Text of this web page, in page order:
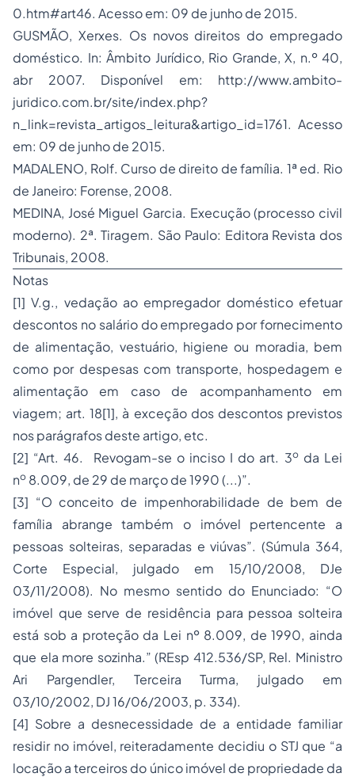
0.htm#art46. Acesso em: 09 de junho de 2015.
GUSMÃO, Xerxes. Os novos direitos do empregado
doméstico. In: Âmbito Jurídico, Rio Grande, X, n.º 40,
abr 2007. Disponível em: http://www.ambito-
juridico.com.br/site/index.php?
n_link=revista_artigos_leitura&artigo_id=1761. Acesso
em: 09 de junho de 2015.
MADALENO, Rolf. Curso de direito de família. 1ª ed. Rio
de Janeiro: Forense, 2008.
MEDINA, José Miguel Garcia. Execução (processo civil
moderno). 2ª. Tiragem. São Paulo: Editora Revista dos
Tribunais, 2008.
Notas
[1] V.g., vedação ao empregador doméstico efetuar
descontos no salário do empregado por fornecimento
de alimentação, vestuário, higiene ou moradia, bem
como por despesas com transporte, hospedagem e
alimentação em caso de acompanhamento em
viagem; art. 18[1], à exceção dos descontos previstos
nos parágrafos deste artigo, etc.
[2] “Art. 46. Revogam-se o inciso I do art. 3oda Lei
no 8.009, de 29 de março de 1990 (...)”.
[3] “O conceito de impenhorabilidade de bem de
família abrange também o imóvel pertencente a
pessoas solteiras, separadas e viúvas”. (Súmula 364,
Corte Especial, julgado em 15/10/2008, DJe
03/11/2008). No mesmo sentido do Enunciado: “O
imóvel que serve de residência para pessoa solteira
está sob a proteção da Lei nº 8.009, de 1990, ainda
que ela more sozinha.” (REsp 412.536/SP, Rel. Ministro
Ari Pargendler, Terceira Turma, julgado em
03/10/2002, DJ 16/06/2003, p. 334).
[4] Sobre a desnecessidade de a entidade familiar
residir no imóvel, reiteradamente decidiu o STJ que “a
locação a terceiros do único imóvel de propriedade da